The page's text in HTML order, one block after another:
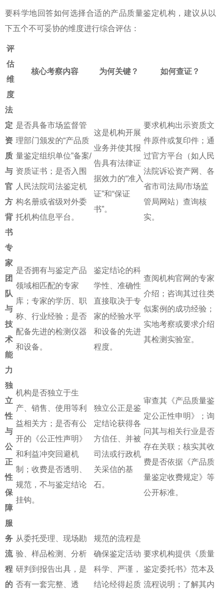
要科学地回答如何选择合适的产品质量鉴定机构 ，建议从以
下五个不可妥协的维度进行综合评估：
评
估
维
度
核心考察内容 为何关键？ 如何查证？
法
定
资
质
与
官
方
背
书
是否具备市场监督管
理部门颁发的“产品质
量鉴定组织单位”备案/
资质证书；是否入围
人民法院司法鉴定机
构名册或省级对外委
托机构信息平台。
这是机构开展
业务并使其报
告具有法律证
据效力的“准入
证”和“保证
书”。
要求机构出示资质文
件原件或复印件；通
过官方平台（如人民
法院诉讼资产网、各
省市司法局/市场监
管局网站）查询核
实。
专
家
团
队
与
技
术
能
力
是否拥有与鉴定产品
领域相匹配的专家
库；专家的学历、职
称、行业经验；是否
配备先进的检测仪器
和设备。
鉴定结论的科
学性、准确性
直接取决于专
家的经验水平
和设备的先进
程度。
查阅机构官网的专家
介绍；咨询其过往类
似案例的成功经验；
实地考察或要求介绍
其检测实验室。
独
立
性
与
公
正
性
保
障
机构是否独立于生
产、销售、使用等利
益相关方；是否有公
开的《公正性声明》
和利益冲突回避机
制；收费是否透明、
规范，不与鉴定结论
挂钩。
独立公正是鉴
定结论获得各
方信任、并被
司法或行政机
关采信的基
石。
审查其《产品质量鉴
定公正性申明》；询
问其与相关行业是否
存在关联；核实其收
费是否依据《产品质
量鉴定收费规定》等
公开标准。
服
务
流
程
的
从委托受理、现场勘
验、样品检测、分析
研判到报告出具，是
否有一套完整、透
规范的流程是
确保鉴定活动
科学、严谨，
结论经得起质
要求机构提供《质量
鉴定委托书》范本及
流程说明；了解其内